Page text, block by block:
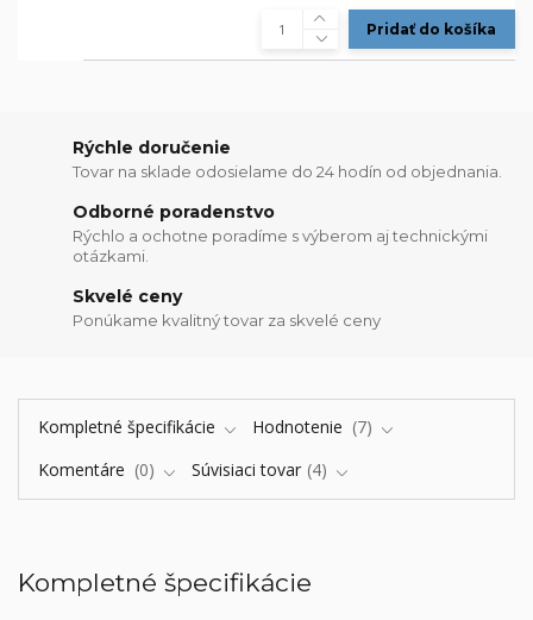
Pridať do košíka
Rýchle doručenie
Tovar na sklade odosielame do 24 hodín od objednania.
Odborné poradenstvo
Rýchlo a ochotne poradíme s výberom aj technickými
otázkami.
Skvelé ceny
Ponúkame kvalitný tovar za skvelé ceny
Kompletné špecifikácie Hodnotenie
7
Komentáre
0 Súvisiaci tovar 4
Kompletné špecifikácie